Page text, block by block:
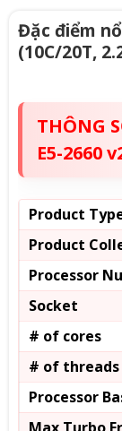
Đặc điểm
(10C/20T,
THÔNG
E5-2660
Product
Product
Processor
Socket
# of cores
# of threads
Processor